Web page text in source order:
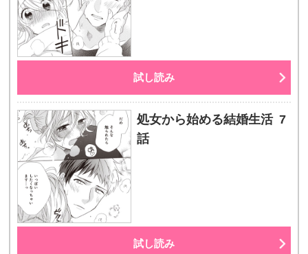
試し読み
処女から始める結婚生活 7
話
試し読み